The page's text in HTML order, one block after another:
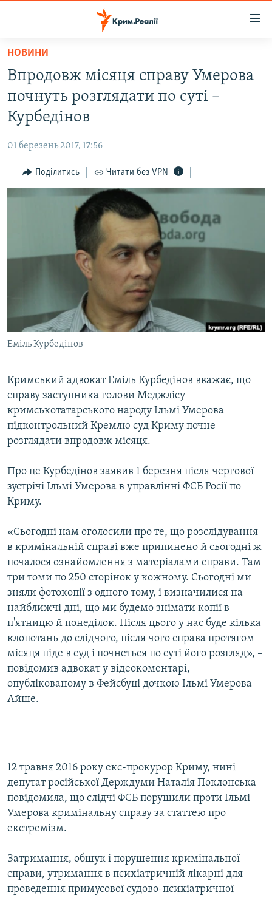
Перейти
основного
матеріалу
Перейти
до
основної
навігації
Перейти
до
пошуку
ВОДА.КРИМ
ВІДЕО ТА ФОТО
БЛОГИ
ПОГЛЯД
ІНТЕРВ'Ю
СПЕЦПРОЕКТИ
СВІДЧЕННЯ ОКУПАЦІЇ
УКРАЇНСЬКА ПРОБЛЕМА КРИМУ
ІНФОГРАФІКА
ЯК ОБІЙТИ БЛОКУВАННЯ
Qırımtatar
ДОЛУЧАЙСЯ!
Усі сайти RFE/RL
НОВИНИ
Впродовж місяця справу Умерова
почнуть розглядати по суті –
Курбедінов
01 березень 2017, 17:56
Поділитись Читати без VPN
Еміль Курбедінов
Кримський адвокат Еміль Курбедінов вважає, що
справу заступника голови Меджлісу
кримськотатарського народу Ільмі Умерова
підконтрольний Кремлю суд Криму почне
розглядати впродовж місяця.
Про це Курбедінов заявив 1 березня після чергової
зустрічі Ільмі Умерова в управлінні ФСБ Росії по
Криму.
«Сьогодні нам оголосили про те, що розслідування
в кримінальній справі вже припинено й сьогодні ж
почалося ознайомлення з матеріалами справи. Там
три томи по 250 сторінок у кожному. Сьогодні ми
зняли фотокопії з одного тому, і визначилися на
найближчі дні, що ми будемо знімати копії в
п'ятницю й понеділок. Після цього у нас буде кілька
клопотань до слідчого, після чого справа протягом
місяця піде в суд і почнеться по суті його розгляд», –
повідомив адвокат у відеокоментарі,
опублікованому в Фейсбуці дочкою Ільмі Умерова
Айше.
12 травня 2016 року екс-прокурор Криму, нині
депутат російської Держдуми Наталія Поклонська
повідомила, що слідчі ФСБ порушили проти Ільмі
Умерова кримінальну справу за статтею про
екстремізм.
Затримання, обшук і порушення кримінальної
справи, утримання в психіатричній лікарні для
проведення примусової судово-психіатричної